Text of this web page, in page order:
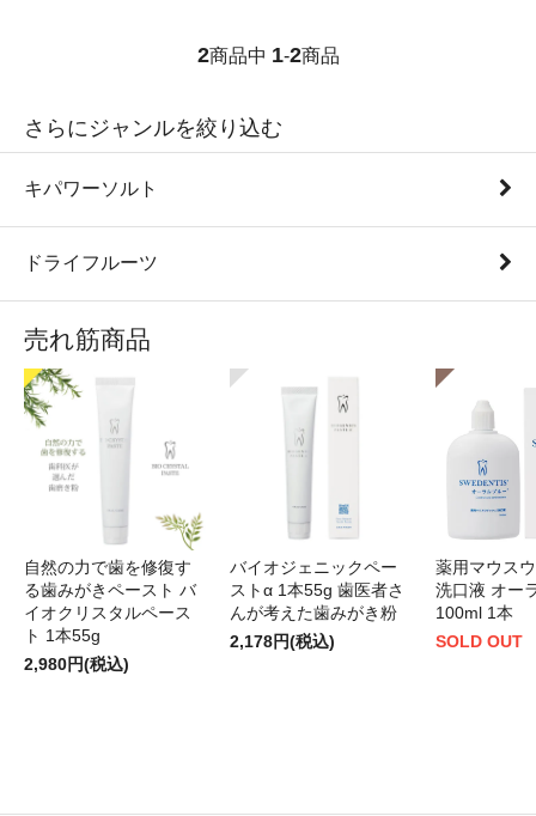
2商品中 1-2商品
さらにジャンルを絞り込む
キパワーソルト
ドライフルーツ
売れ筋商品
自然の力で歯を修復す
る歯みがきペースト バ
イオクリスタルペース
ト 1本55g
2,980円(税込)
バイオジェニックペー
ストα 1本55g 歯医者さ
んが考えた歯みがき粉
2,178円(税込)
薬用マウス
洗口液 オー
100ml 1本
SOLD OUT